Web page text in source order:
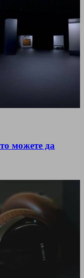
можете да